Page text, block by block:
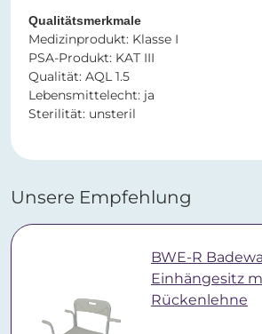
Qualitätsmerkmale
Medizinprodukt: Klasse I
PSA-Produkt: KAT III
Qualität: AQL 1.5
Lebensmittelecht: ja
Sterilität: unsteril
Unsere Empfehlung
BWE-R
Einhängesitz
Rückenlehne